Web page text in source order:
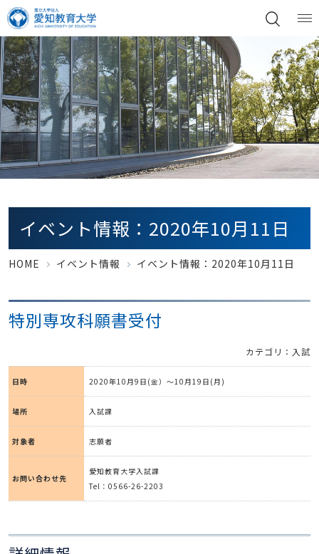
イベント情報：2020年10月11日
HOME イベント情報 イベント情報：2020年10月11日
特別専攻科願書受付
カテゴリ：入試
日時 2020年10月9日(金）～10月19日(月)
場所 入試課
対象者 志願者
お問い合わせ先
愛知教育大学入試課
Tel：0566-26-2203